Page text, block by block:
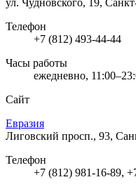
Телефон
+7 (812) 493-44-44
Часы работы
ежедневно,
Сайт
Евразия
Лиговский просп., 93,
Телефон
+7 (812) 981-16-89,